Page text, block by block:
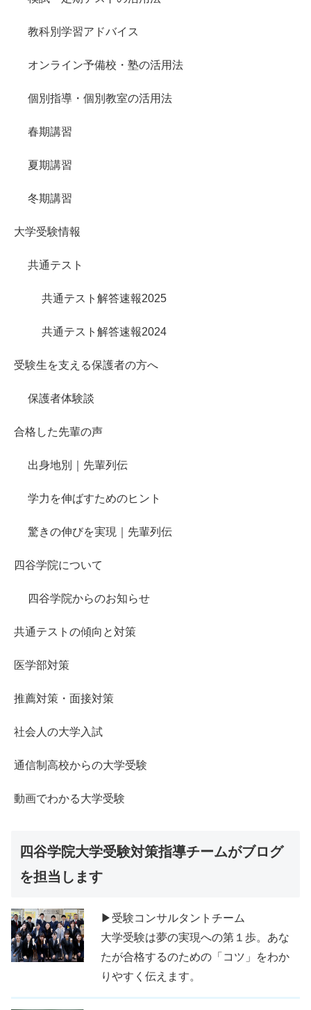
教科別学習アドバイス
オンライン予備校・塾の活用法
個別指導・個別教室の活用法
春期講習
夏期講習
冬期講習
大学受験情報
共通テスト
共通テスト解答速報2025
共通テスト解答速報2024
受験生を支える保護者の方へ
保護者体験談
合格した先輩の声
出身地別｜先輩列伝
学力を伸ばすためのヒント
驚きの伸びを実現｜先輩列伝
四谷学院について
四谷学院からのお知らせ
共通テストの傾向と対策
医学部対策
推薦対策・面接対策
社会人の大学入試
通信制高校からの大学受験
動画でわかる大学受験
四谷学院大学受験対策指導チームがブログ
を担当します
▶受験コンサルタントチーム
大学受験は夢の実現への第１歩。あな
たが合格するのための「コツ」をわか
りやすく伝えます。